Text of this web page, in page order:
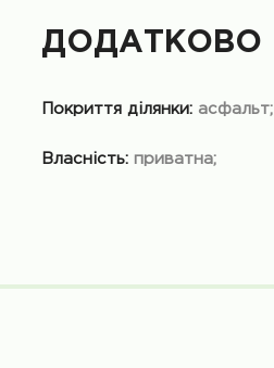
ДОДАТКОВО
Покриття ділянки: асфальт;
Власність: приватна;